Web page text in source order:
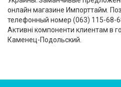
онлайн магазине Импорттайм.
телефонный номер (‎063) 115-68-
Активні компоненти клиентам в
Каменец-Подольский.